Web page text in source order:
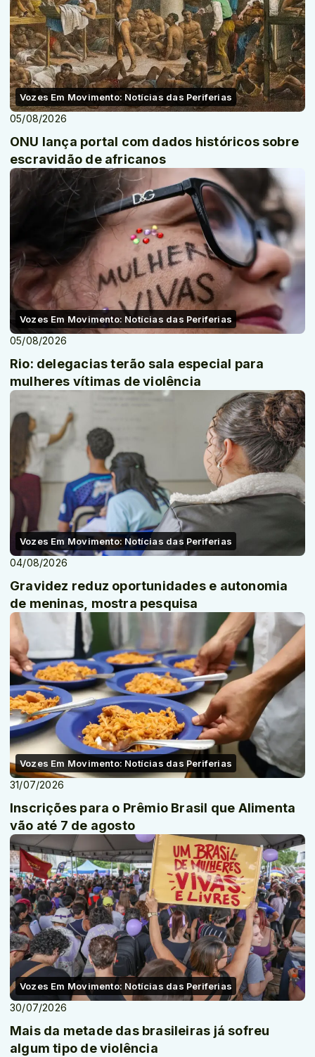
Vozes Em Movimento: Notícias das Periferias
05/08/2026
ONU lança portal com dados históricos sobre
escravidão de africanos
Vozes Em Movimento: Notícias das Periferias
05/08/2026
Rio: delegacias terão sala especial para
mulheres vítimas de violência
Vozes Em Movimento: Notícias das Periferias
04/08/2026
Gravidez reduz oportunidades e autonomia
de meninas, mostra pesquisa
Vozes Em Movimento: Notícias das Periferias
31/07/2026
Inscrições para o Prêmio Brasil que Alimenta
vão até 7 de agosto
Vozes Em Movimento: Notícias das Periferias
30/07/2026
Mais da metade das brasileiras já sofreu
algum tipo de violência